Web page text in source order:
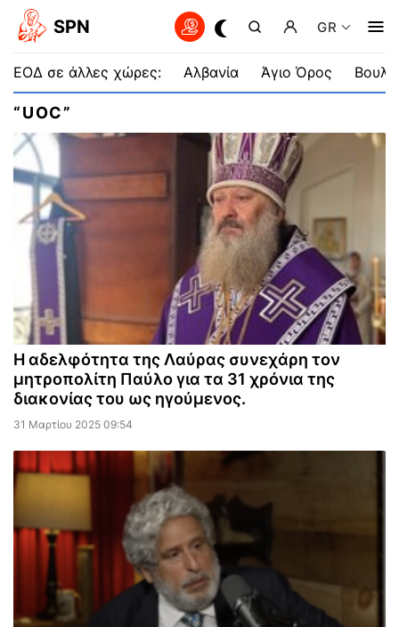
SPN GR
ΕΟΔ σε άλλες χώρες: Αλβανία Άγιο Όρος
“UOC”
Η αδελφότητα της Λαύρας συνεχάρη τον
μητροπολίτη Παύλο για τα 31 χρόνια της
διακονίας του ως ηγούμενος.
31 Μαρτίου 2025 09:54